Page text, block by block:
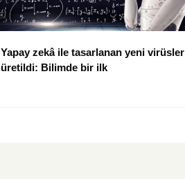
Yapay zekâ ile tasarlanan yeni virüsler
üretildi: Bilimde bir ilk